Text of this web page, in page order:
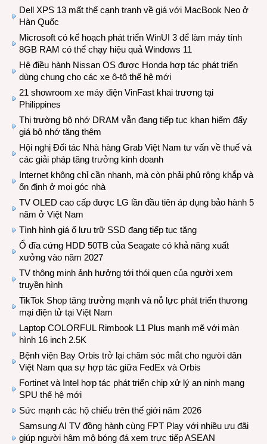
Dell XPS 13 mất thế cạnh tranh về giá với MacBook Neo ở
Hàn Quốc
Microsoft có kế hoạch phát triển WinUI 3 để làm máy tính
8GB RAM có thể chạy hiệu quả Windows 11
Hệ điều hành Nissan OS được Honda hợp tác phát triển
dùng chung cho các xe ô-tô thế hệ mới
21 showroom xe máy điện VinFast khai trương tại
Philippines
Thị trường bộ nhớ DRAM vẫn đang tiếp tục khan hiếm đẩy
giá bộ nhớ tăng thêm
Hội nghị Đối tác Nhà hàng Grab Việt Nam tư vấn về thuế và
các giải pháp tăng trưởng kinh doanh
Internet không chỉ cần nhanh, mà còn phải phủ rộng khắp và
ổn định ở mọi góc nhà
TV OLED cao cấp được LG lần đầu tiên áp dụng bảo hành 5
năm ở Việt Nam
Tình hình giá ổ lưu trữ SSD đang tiếp tục tăng
Ổ đĩa cứng HDD 50TB của Seagate có khả năng xuất
xưởng vào năm 2027
TV thông minh ảnh hưởng tới thói quen của người xem
truyền hình
TikTok Shop tăng trưởng mạnh và nỗ lực phát triển thương
mại điện tử tại Việt Nam
Laptop COLORFUL Rimbook L1 Plus mạnh mẽ với màn
hình 16 inch 2.5K
Bệnh viện Bay Orbis trở lại chăm sóc mắt cho người dân
Việt Nam qua sự hợp tác giữa FedEx và Orbis
Fortinet và Intel hợp tác phát triển chip xử lý an ninh mạng
SPU thế hệ mới
Sức mạnh các hộ chiếu trên thế giới năm 2026
Samsung AI TV đồng hành cùng FPT Play với nhiều ưu đãi
giúp người hâm mộ bóng đá xem trực tiếp ASEAN